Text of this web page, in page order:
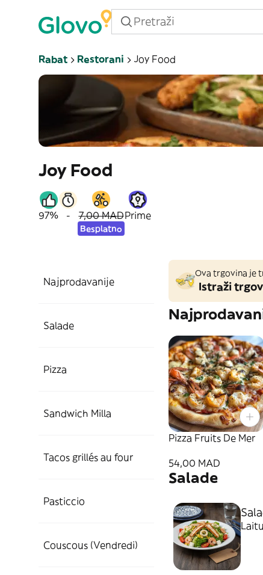
Rabat Restorani Joy Food
Joy Food
97% - 7,00 MAD
Besplatno
Prime
Najprodavanije
Salade
Pizza
Sandwich Milla
Tacos grillés au four
Pasticcio
Couscous (Vendredi)
Ova trgovina je
Istraži
Pizza Fruits De Mer
54,00 MAD
Salade